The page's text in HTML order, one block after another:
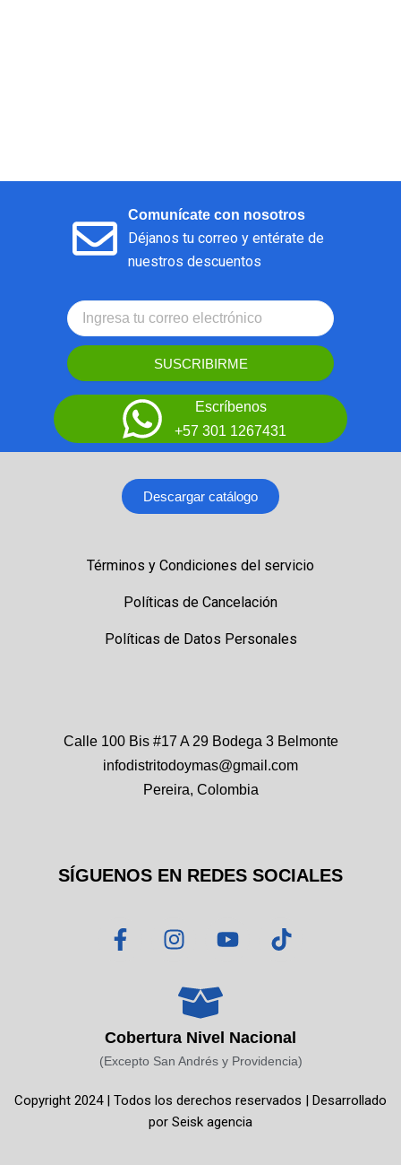
Comunícate con nosotros
Déjanos tu correo y entérate de
nuestros descuentos
SUSCRIBIRME
Escríbenos
+57 301 1267431
Descargar catálogo
Términos y Condiciones del servicio
Políticas de Cancelación
Políticas de Datos Personales
Calle 100 Bis #17 A 29 Bodega 3 Belmonte
infodistritodoymas@gmail.com
Pereira, Colombia
SÍGUENOS EN REDES SOCIALES
F
a
o
o
-
I
n
t
a
g
r
m
Y
o
b
e
T
i
k
Cobertura Nivel Nacional
(Excepto San Andrés y Providencia)
Copyright 2024 | Todos los derechos reservados | Desarrollado
por Seisk agencia